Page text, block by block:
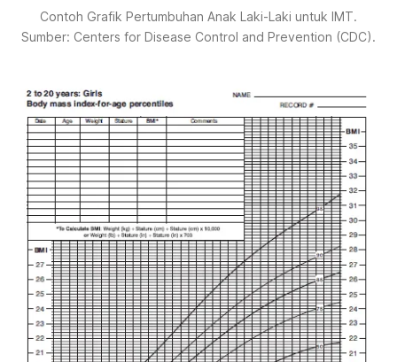
Contoh Grafik Pertumbuhan Anak Laki-Laki untuk IMT.
Sumber: Centers for Disease Control and Prevention (CDC).